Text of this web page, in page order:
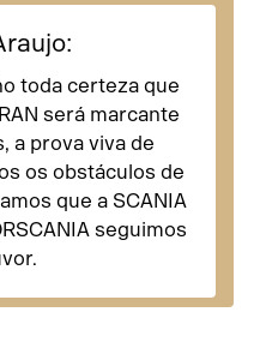
toda certeza que
será marcante
a prova viva de
os obstáculos de
que a SCANIA
seguimos